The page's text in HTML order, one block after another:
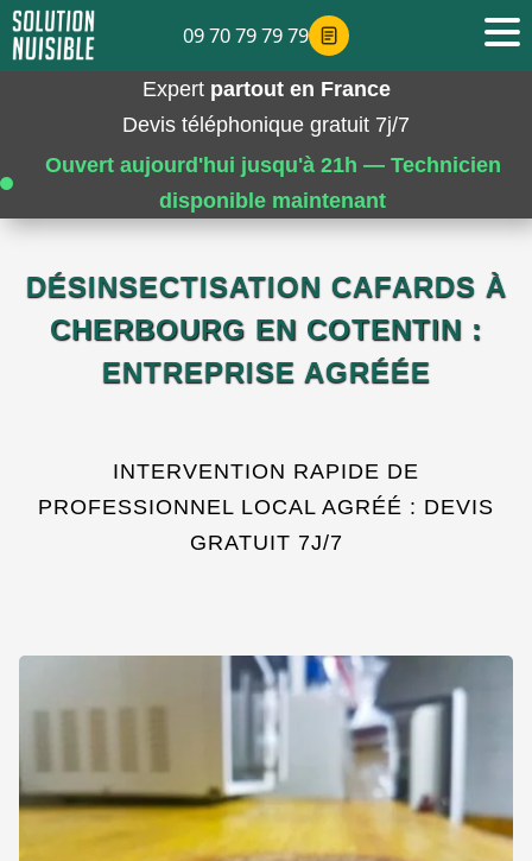
Expert partout en France
Devis téléphonique gratuit 7j/7
Ouvert aujourd'hui jusqu'à 21h — Technicien
disponible maintenant
DÉSINSECTISATION CAFARDS À
CHERBOURG EN COTENTIN :
ENTREPRISE AGRÉÉE
INTERVENTION RAPIDE DE
PROFESSIONNEL LOCAL AGRÉÉ : DEVIS
GRATUIT 7J/7
09 70 79 79 79